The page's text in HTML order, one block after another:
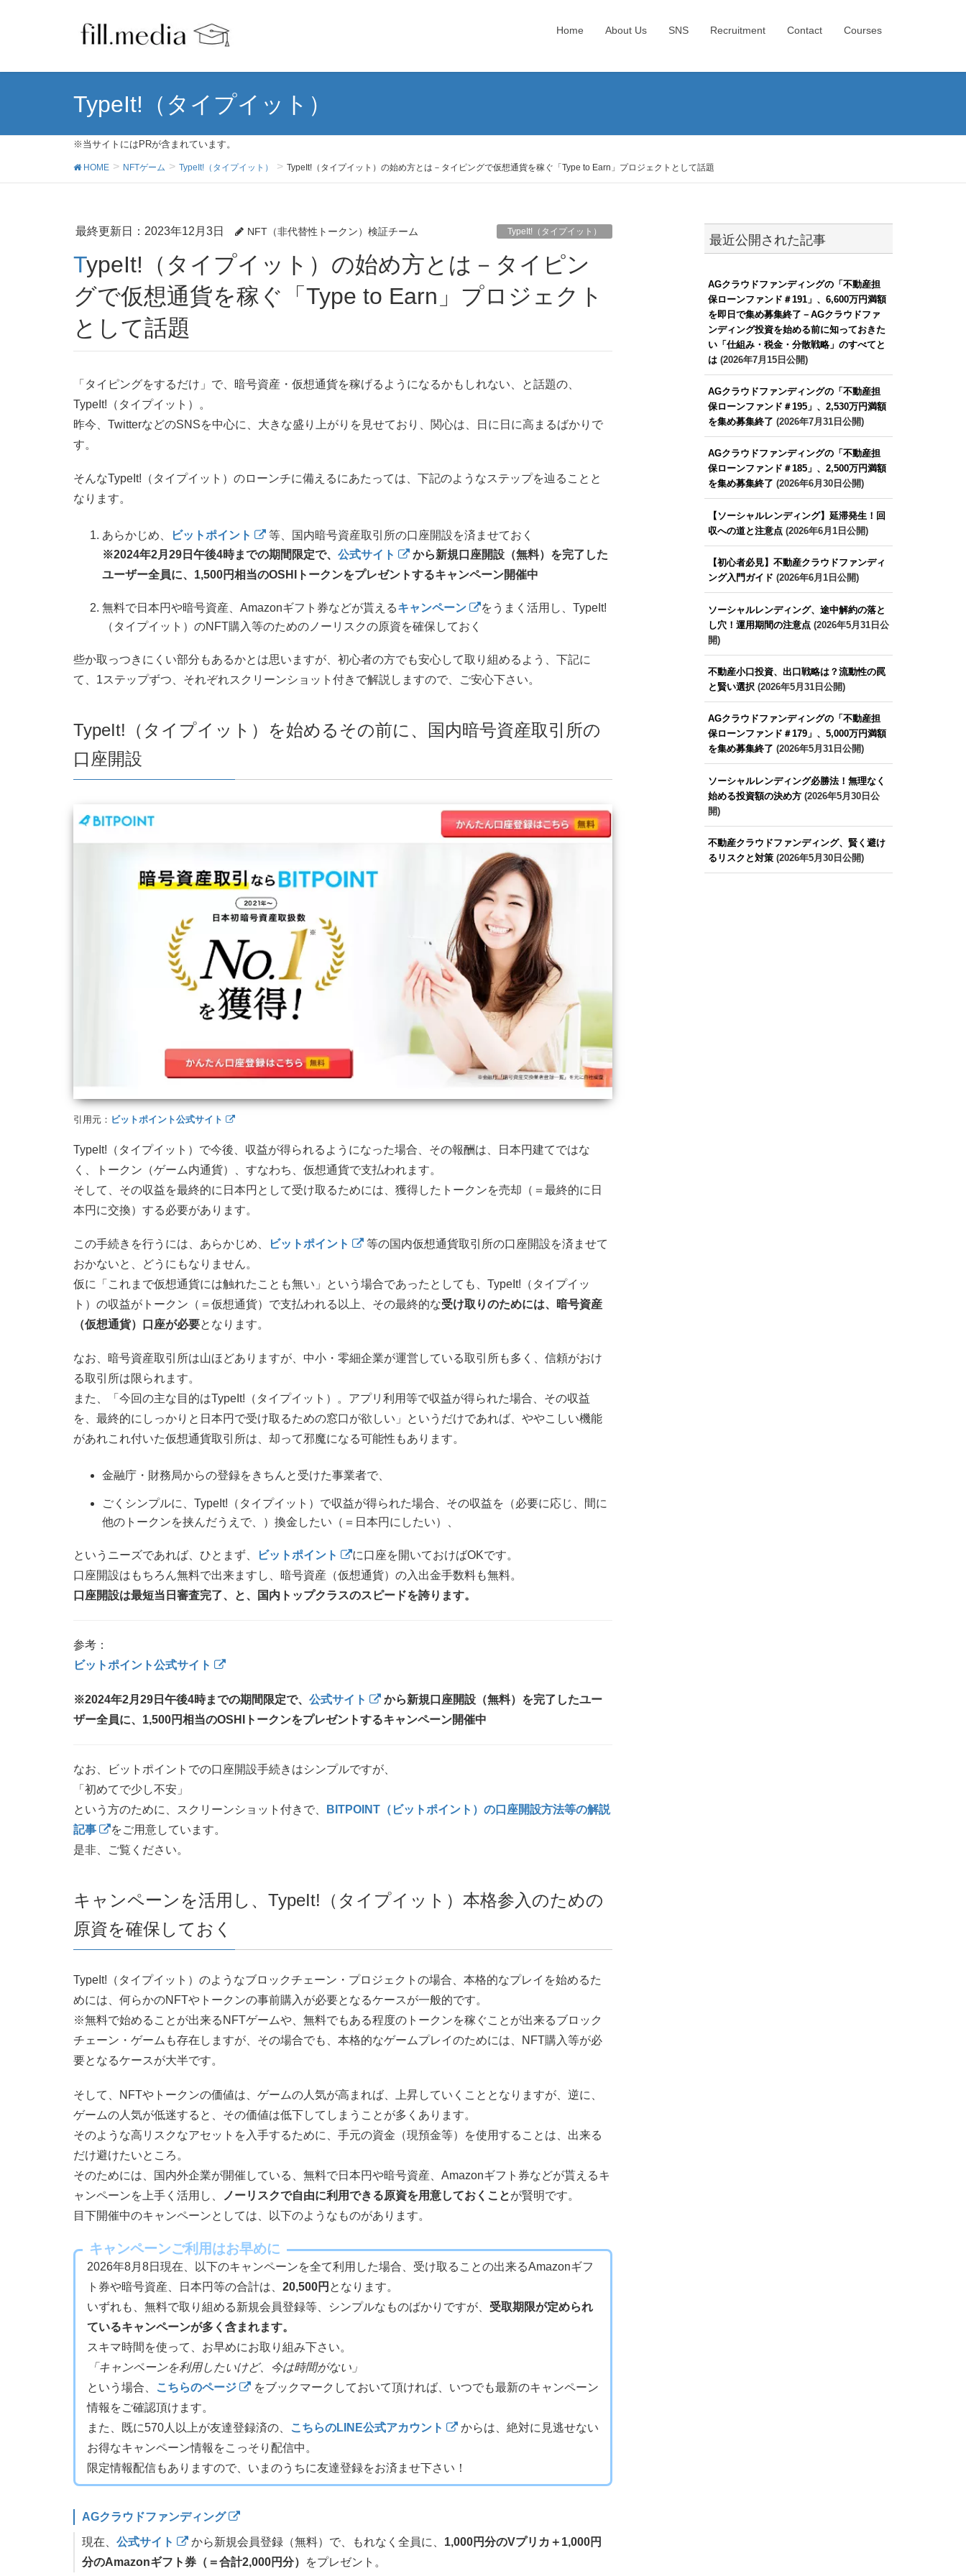
Home About Us SNS Recruitment Contact Courses
TypeIt!（タイプイット）
※当サイトにはPRが含まれています。
HOME NFTゲーム TypeIt!（タイプイット） TypeIt!（タイプイット）の始め方とは－タイピングで仮想通貨を稼ぐ「Type to Earn」プロジェクトとして話題
最終更新日：2023年12月3日 NFT（非代替性トークン）検証チーム TypeIt!（タイプイット）
TypeIt!（タイプイット）の始め方とは－タイピン
グで仮想通貨を稼ぐ「Type to Earn」プロジェクト
として話題
「タイピングをするだけ」で、暗号資産・仮想通貨を稼げるようになるかもしれない、と話題の、
TypeIt!（タイプイット）。
昨今、TwitterなどのSNSを中心に、大きな盛り上がりを見せており、関心は、日に日に高まるばかりで
す。
そんなTypeIt!（タイプイット）のローンチに備えるにあたっては、下記のようなステップを辿ることと
なります。
あらかじめ、 ビットポイント
等、国内暗号資産取引所の口座開設を済ませておく
※2024年2月29日午後4時までの期間限定で、 公式サイト
から新規口座開設（無料）を完了した
ユーザー全員に、1,500円相当のOSHIトークンをプレゼントするキャンペーン開催中
無料で日本円や暗号資産、Amazonギフト券などが貰えるキャンペーン
をうまく活用し、TypeIt!
（タイプイット）のNFT購入等のためのノーリスクの原資を確保しておく
些か取っつきにくい部分もあるかとは思いますが、初心者の方でも安心して取り組めるよう、下記に
て、1ステップずつ、それぞれスクリーンショット付きで解説しますので、ご安心下さい。
TypeIt!（タイプイット）を始めるその前に、国内暗号資産取引所の
口座開設
引用元： ビットポイント公式サイト
TypeIt!（タイプイット）で今後、収益が得られるようになった場合、その報酬は、日本円建てではな
く、トークン（ゲーム内通貨）、すなわち、仮想通貨で支払われます。
そして、その収益を最終的に日本円として受け取るためには、獲得したトークンを売却（＝最終的に日
本円に交換）する必要があります。
この手続きを行うには、あらかじめ、 ビットポイント
等の国内仮想通貨取引所の口座開設を済ませて
おかないと、どうにもなりません。
仮に「これまで仮想通貨には触れたことも無い」という場合であったとしても、TypeIt!（タイプイッ
ト）の収益がトークン（＝仮想通貨）で支払われる以上、その最終的な受け取りのためには、暗号資産
（仮想通貨）口座が必要となります。
なお、暗号資産取引所は山ほどありますが、中小・零細企業が運営している取引所も多く、信頼がおけ
る取引所は限られます。
また、「今回の主な目的はTypeIt!（タイプイット）。アプリ利用等で収益が得られた場合、その収益
を、最終的にしっかりと日本円で受け取るための窓口が欲しい」というだけであれば、ややこしい機能
があれこれ付いた仮想通貨取引所は、却って邪魔になる可能性もあります。
金融庁・財務局からの登録をきちんと受けた事業者で、
ごくシンプルに、TypeIt!（タイプイット）で収益が得られた場合、その収益を（必要に応じ、間に
他のトークンを挟んだうえで、）換金したい（＝日本円にしたい）、
というニーズであれば、ひとまず、 ビットポイント
に口座を開いておけばOKです。
口座開設はもちろん無料で出来ますし、暗号資産（仮想通貨）の入出金手数料も無料。
口座開設は最短当日審査完了、と、国内トップクラスのスピードを誇ります。
参考：
ビットポイント公式サイト
※2024年2月29日午後4時までの期間限定で、 公式サイト
から新規口座開設（無料）を完了したユー
ザー全員に、1,500円相当のOSHIトークンをプレゼントするキャンペーン開催中
なお、ビットポイントでの口座開設手続きはシンプルですが、
「初めてで少し不安」
という方のために、スクリーンショット付きで、
BITPOINT（ビットポイント）の口座開設方法等の解説
記事
をご用意しています。
是非、ご覧ください。
キャンペーンを活用し、TypeIt!（タイプイット）本格参入のための
原資を確保しておく
TypeIt!（タイプイット）のようなブロックチェーン・プロジェクトの場合、本格的なプレイを始めるた
めには、何らかのNFTやトークンの事前購入が必要となるケースが一般的です。
※無料で始めることが出来るNFTゲームや、無料でもある程度のトークンを稼ぐことが出来るブロック
チェーン・ゲームも存在しますが、その場合でも、本格的なゲームプレイのためには、NFT購入等が必
要となるケースが大半です。
そして、NFTやトークンの価値は、ゲームの人気が高まれば、上昇していくこととなりますが、逆に、
ゲームの人気が低迷すると、その価値は低下してしまうことが多くあります。
そのような高リスクなアセットを入手するために、手元の資金（現預金等）を使用することは、出来る
だけ避けたいところ。
そのためには、国内外企業が開催している、無料で日本円や暗号資産、Amazonギフト券などが貰えるキ
ャンペーンを上手く活用し、
ノーリスクで自由に利用できる原資を用意しておくことが賢明です。
目下開催中のキャンペーンとしては、以下のようなものがあります。
キャンペーンご利用はお早めに
2026年8月8日現在、以下のキャンペーンを全て利用した場合、受け取ることの出来るAmazonギフ
ト券や暗号資産、日本円等の合計は、 20,500円 となります。
いずれも、無料で取り組める新規会員登録等、シンプルなものばかりですが、 受取期限が定められ
ているキャンペーンが多く含まれます。
スキマ時間を使って、お早めにお取り組み下さい。
「キャンペーンを利用したいけど、今は時間がない」
という場合、
こちらのページ
をブックマークしておいて頂ければ、いつでも最新のキャンペーン
情報をご確認頂けます。
また、既に570人以上が友達登録済の、
こちらのLINE公式アカウント
からは、絶対に見逃せない
お得なキャンペーン情報をこっそり配信中。
限定情報配信もありますので、いまのうちに友達登録をお済ませ下さい！
AGクラウドファンディング
現在、 公式サイト から新規会員登録（無料）で、もれなく全員に、 1,000円分のVプリカ＋1,000円
分のAmazonギフト券（＝合計2,000円分）
をプレゼント。
最近公開された記事
AGクラウドファンディングの「不動産担
保ローンファンド＃191」、6,600万円満額
を即日で集め募集終了－AGクラウドファ
ンディング投資を始める前に知っておきた
い「仕組み・税金・分散戦略」のすべてと
は(2026年7月15日公開)
AGクラウドファンディングの「不動産担
保ローンファンド＃195」、2,530万円満額
を集め募集終了 (2026年7月31日公開)
AGクラウドファンディングの「不動産担
保ローンファンド＃185」、2,500万円満額
を集め募集終了 (2026年6月30日公開)
【ソーシャルレンディング】延滞発生！回
収への道と注意点(2026年6月1日公開)
【初心者必見】不動産クラウドファンディ
ング入門ガイド (2026年6月1日公開)
ソーシャルレンディング、途中解約の落と
し穴！運用期間の注意点(2026年5月31日公
開)
不動産小口投資、出口戦略は？流動性の罠
と賢い選択(2026年5月31日公開)
AGクラウドファンディングの「不動産担
保ローンファンド＃179」、5,000万円満額
を集め募集終了 (2026年5月31日公開)
ソーシャルレンディング必勝法！無理なく
始める投資額の決め方(2026年5月30日公
開)
不動産クラウドファンディング、賢く避け
るリスクと対策(2026年5月30日公開)